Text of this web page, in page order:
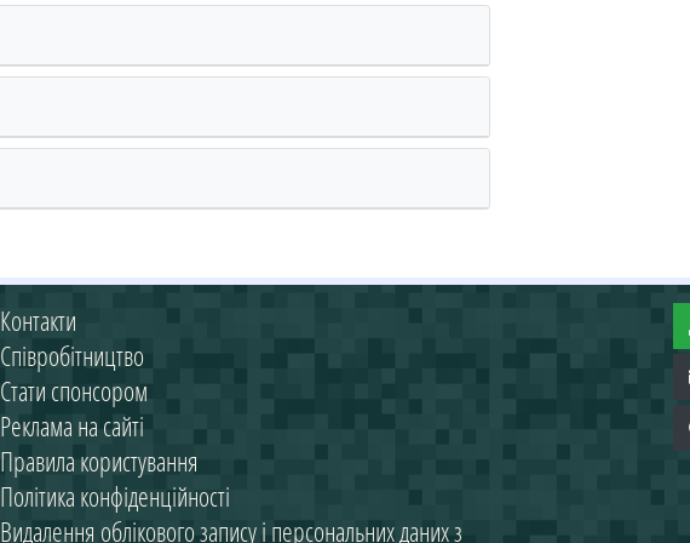
Контакти
Співробітництво
Стати спонсором
Реклама на сайті
Правила користування
Політика конфіденційності
Видалення облікового запису і персональних даних з